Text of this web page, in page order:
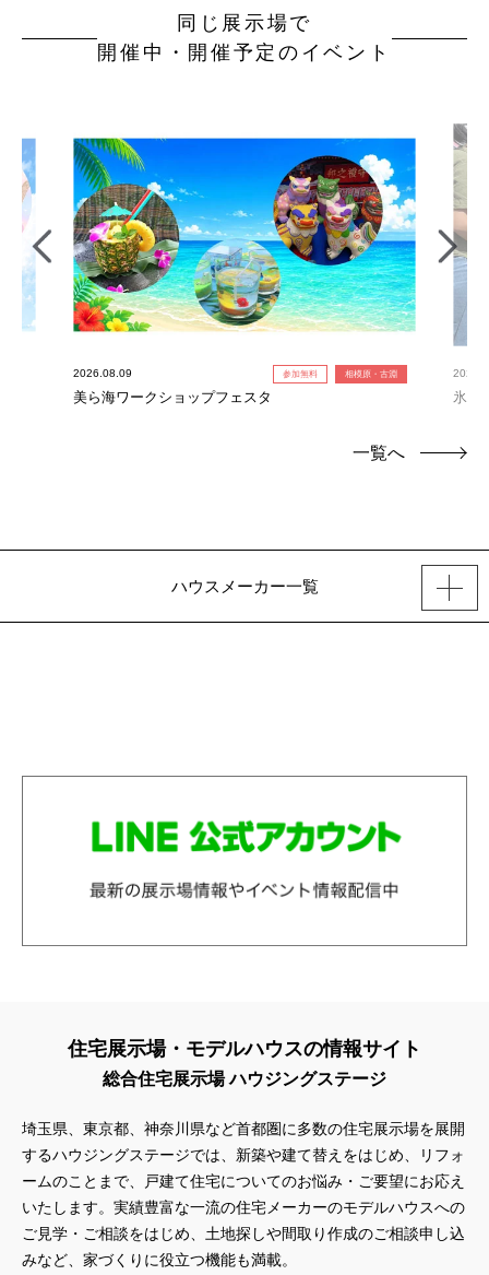
同じ展示場で
開催中・開催予定のイベント
2026.08.09 参加無料 相模原・古淵
美ら海ワークショップフェスタ 氷の
一覧へ
ハウスメーカー一覧
住宅展示場・モデルハウスの情報サイト
総合住宅展示場 ハウジングステージ
埼玉県、東京都、神奈川県など首都圏に多数の住宅展示場を展開
するハウジングステージでは、新築や建て替えをはじめ、リフォ
ームのことまで、戸建て住宅についてのお悩み・ご要望にお応え
いたします。実績豊富な一流の住宅メーカーのモデルハウスへの
ご見学・ご相談をはじめ、土地探しや間取り作成のご相談申し込
みなど、家づくりに役立つ機能も満載。